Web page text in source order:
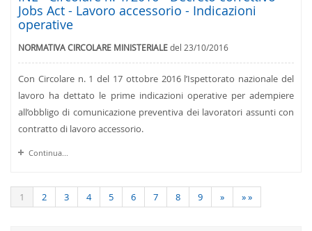
Jobs Act - Lavoro accessorio - Indicazioni
operative
NORMATIVA CIRCOLARE MINISTERIALEdel 23/10/2016
Con Circolare n. 1 del 17 ottobre 2016 l’Ispettorato nazionale del
lavoro ha dettato le prime indicazioni operative per adempiere
all’obbligo di comunicazione preventiva dei lavoratori assunti con
contratto di lavoro accessorio.
Continua...
1 2 3 4 5 6 7 8 9 » » »